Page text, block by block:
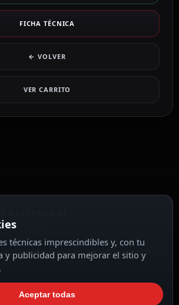
FICHA TÉCNICA
← VOLVER
VER CARRITO
DESTACADAS
de radiofrecuencia y Bluetooth
técnicas imprescindibles y, con tu
y publicidad para mejorar el sitio y
Aceptar todas